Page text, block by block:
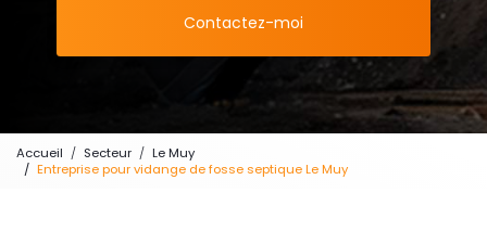
Contactez-moi
Accueil Secteur
Le Muy
Entreprise pour vidange de fosse septique Le Muy